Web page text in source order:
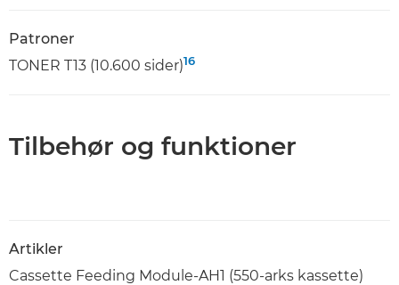
Patroner
TONER T13 (10.600 sider)16
Tilbehør og funktioner
Artikler
Cassette Feeding Module-AH1 (550-arks kassette)